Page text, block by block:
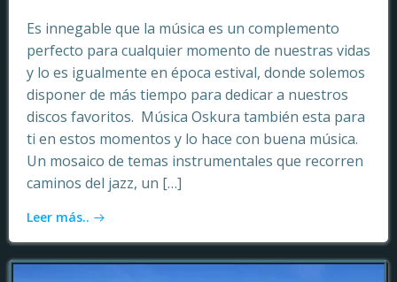
Es innegable que la música es un complemento
perfecto para cualquier momento de nuestras vidas
y lo es igualmente en época estival, donde solemos
disponer de más tiempo para dedicar a nuestros
discos favoritos. Música Oskura también esta para
ti en estos momentos y lo hace con buena música.
Un mosaico de temas instrumentales que recorren
caminos del jazz, un […]
Leer más..